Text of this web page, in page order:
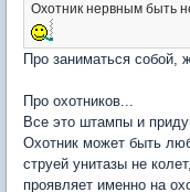
Охотник нервным быть
Про заниматься собой,
Про охотников...
Все это штампы и
Охотник может быть
струей унитазы не
проявляет именно на